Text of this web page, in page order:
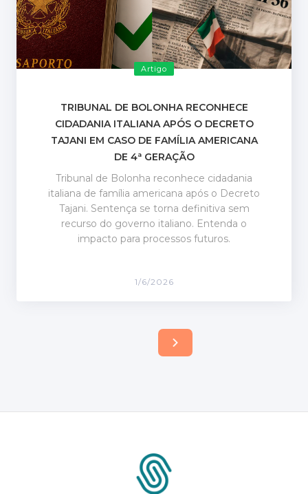
Artigo
TRIBUNAL DE BOLONHA RECONHECE
CIDADANIA ITALIANA APÓS O DECRETO
TAJANI EM CASO DE FAMÍLIA AMERICANA
DE 4ª GERAÇÃO
Tribunal de Bolonha reconhece cidadania
italiana de família americana após o Decreto
Tajani. Sentença se torna definitiva sem
recurso do governo italiano. Entenda o
impacto para processos futuros.
1/6/2026